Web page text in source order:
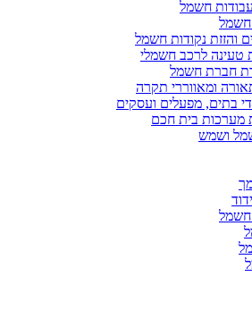
עבודות חשמל
חשמל
והזזת נקודות חשמל
לרכב חשמלי
חברת חשמל
ומאווררי תקרה
בתים, מפעלים ועסקים
מערכות בית חכם
ושמש
חשמל